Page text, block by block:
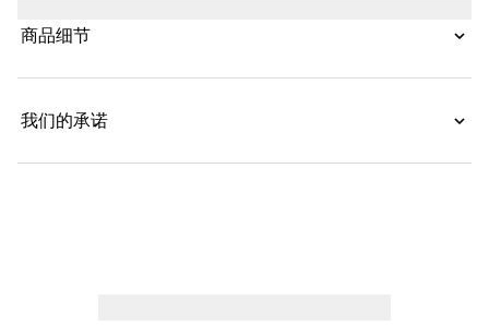
商品细节
我们的承诺